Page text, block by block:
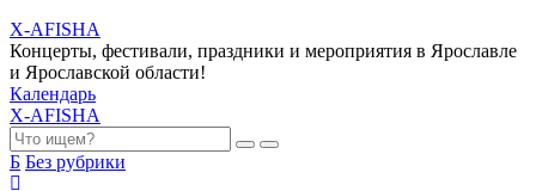
X-AFISHA
Концерты, фестивали, праздники и мероприятия в Ярославле
и Ярославской области!
Календарь
X-AFISHA
Б Без рубрики